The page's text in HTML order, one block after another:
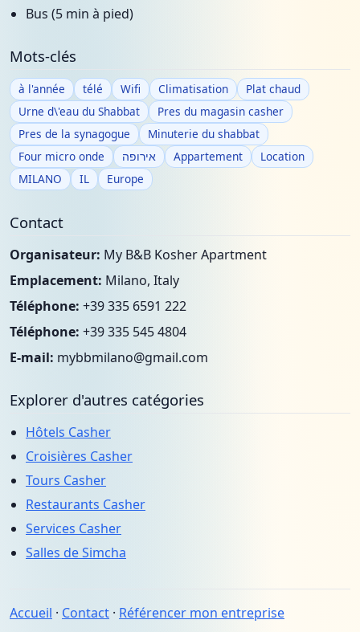
Bus (5 min à pied)
Mots-clés
à l'année télé Wifi Climatisation
Plat chaud
Urne d\'eau du Shabbat
Pres du magasin casher
Pres de la synagogue
Minuterie du shabbat
Four micro onde
אירופה Appartement
Location
MILANO
IL Europe
Contact
Organisateur: My B&B Kosher Apartment
Emplacement: Milano, Italy
Téléphone: +39 335 6591 222
Téléphone: +39 335 545 4804
E-mail: mybbmilano@gmail.com
Explorer d'autres catégories
Hôtels Casher
Croisières Casher
Tours Casher
Restaurants Casher
Services Casher
Salles de Simcha
Accueil · Contact · Référencer mon entreprise